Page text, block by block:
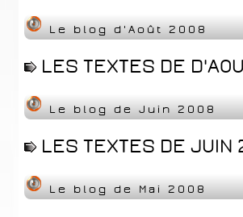
Le blog d'Août 2008
LES TEXTES DE
Le blog de Juin 2008
LES TEXTES DE
Le blog de Mai 2008